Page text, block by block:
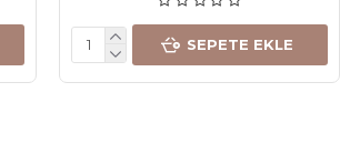
SEPETE EKLE